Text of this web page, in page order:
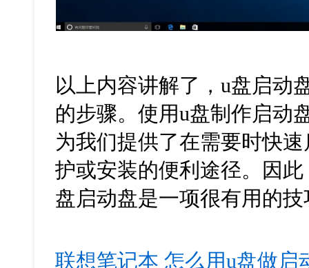
以上内容讲解了，u盘启动
的步骤。使用u盘制作启动
为我们提供了在需要时快
护或安装的便利途径。因
盘启动盘是一项很有用的
联想笔记本 怎么用u盘做启